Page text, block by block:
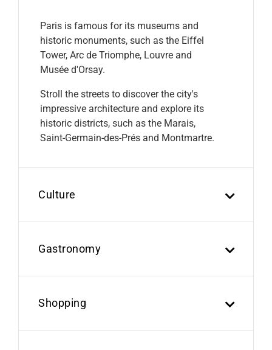
Paris is famous for its museums and
historic monuments, such as the Eiffel
Tower, Arc de Triomphe, Louvre and
Musée d'Orsay.
Stroll the streets to discover the city's
impressive architecture and explore its
historic districts, such as the Marais,
Saint-Germain-des-Prés and Montmartre.
Culture
Gastronomy
Shopping